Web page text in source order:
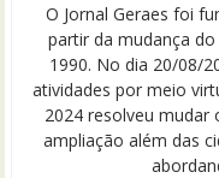
O Jornal Geraes foi
partir da mudança
1990. No dia 20/08/
atividades por meio
2024 resolveu mudar
ampliação além das